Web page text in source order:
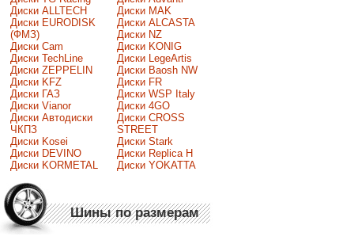
Диски ALLTECH
Диски EURODISK
(ФМЗ)
Диски Cam
Диски TechLine
Диски ZEPPELIN
Диски KFZ
Диски ГАЗ
Диски Vianor
Диски Автодиски
ЧКПЗ
Диски Kosei
Диски DEVINO
Диски KORMETAL
Диски MAK
Диски ALCASTA
Диски NZ
Диски KONIG
Диски LegeArtis
Диски Baosh NW
Диски FR
Диски WSP Italy
Диски 4GO
Диски CROSS
STREET
Диски Stark
Диски Replica H
Диски YOKATTA
Шины по размерам